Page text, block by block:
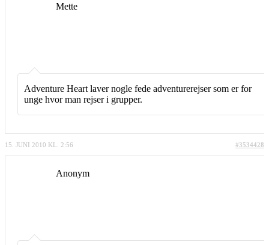
Mette
Adventure Heart laver nogle fede adventurerejser som er for
unge hvor man rejser i grupper.
15. JUNI 2010 KL. 2:56 #3534428
Anonym